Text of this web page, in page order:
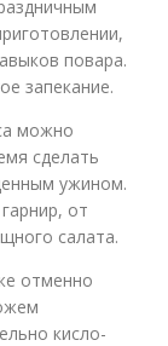
повара.
запекание.
можно
сделать
ужином.
от
салата.
отменно
кисло-